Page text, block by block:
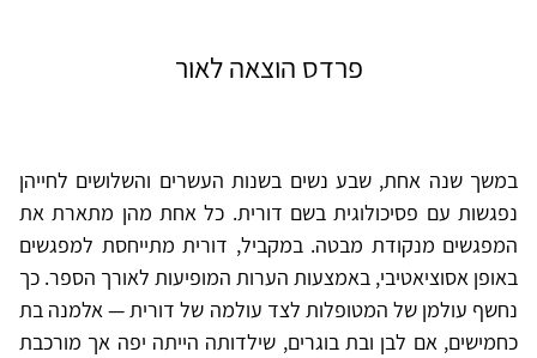
פרדס הוצאה לאור
במשך שנה אחת, שבע נשים בשנות העשרים והשלושים לחייהן
נפגשות עם פסיכולוגית בשם דורית. כל אחת מהן מתארת את
המפגשים מנקודת מבטה. במקביל, דורית מתייחסת למפגשים
באופן אסוציאטיבי, באמצעות הערות המופיעות לאורך הספר. כך
נחשף עולמן של המטופלות לצד עולמה של דורית — אלמנה בת
כחמישים, אם לבן ובת בוגרים, שילדותה הייתה יפה אך מורכבת